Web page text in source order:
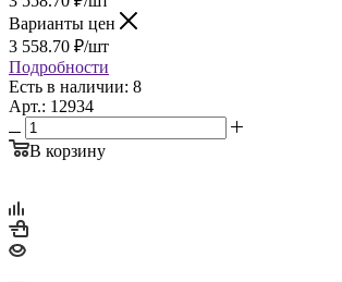
Варианты цен
3 558.70 ₽/шт
Подробности
Есть в наличии: 8
Арт.: 12934
В корзину